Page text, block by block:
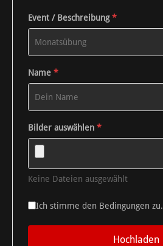
Event / Beschreibung*
Name *
Bilder auswählen *
Keine Dateien ausgewählt
Ich stimme den Bedingungen zu.
Hochladen